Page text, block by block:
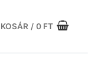
KOSÁR / 0 FT